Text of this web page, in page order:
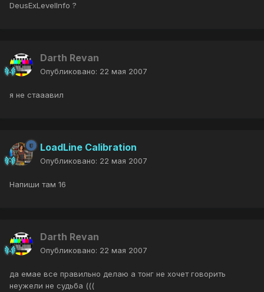
DeusExLevelInfo ?
Darth Revan
Опубликовано: 22 мая 2007
я не стааавил
LoadLine Calibration
Опубликовано: 22 мая 2007
Напиши там 16
Darth Revan
Опубликовано: 22 мая 2007
да емае все правильно делаю а тонг не хочет говорить
неужели не судьба (((